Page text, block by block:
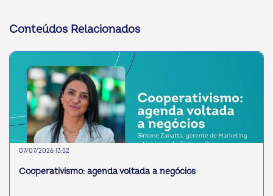
Conteúdos Relacionados
07/07/2026 13:52
Cooperativismo: agenda voltada a negócios